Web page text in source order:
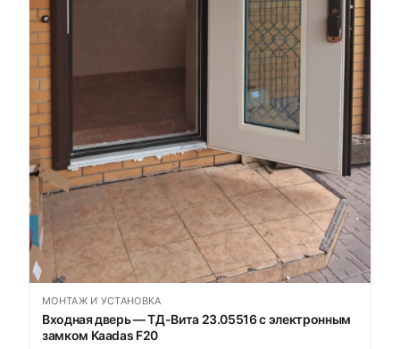
МОНТАЖ И УСТАНОВКА
Входная дверь — ТД-Вита 23.05516 с электронным
замком Kaadas F20